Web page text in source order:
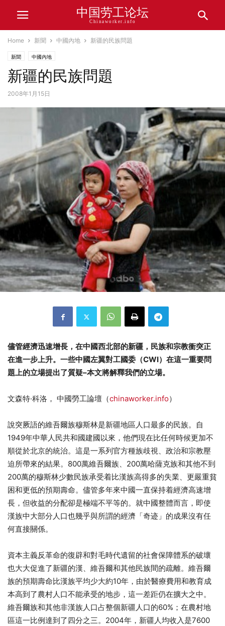
中国劳工论坛
Chinaworker.info
Home 新聞 中國內地 新疆的民族問題
新聞 中國內地
新疆的民族問題
2008年1月15日
儘管經濟迅速增長，在中國西北部的新疆，民族和宗教衝突正
在進一步上升。一些中國左翼對工國委（CWI）在這一重要問
題上的立場提出了質疑–本文將解釋我們的立場。
文森特·科洛， 中國勞工論壇（chinaworker.info）
說突厥語的維吾爾族穆斯林是新疆地區人口最多的民族。自
1949年中華人民共和國建國以來，他們現在比任何時候更加不
順從於北京的統治。這是一系列官方種族歧視、政治和宗教壓
迫所帶來的結果。800萬維吾爾族、200萬哈薩克族和其他不到
200萬的穆斯林少數民族承受着比漢族高得多的失業、更嚴重貧
困和更低的預期壽命。儘管多年來中國一直保持着經濟高速增
長，但收益的分配卻是極端不平等的。就中國整體而言，即使
漢族中大部分人口也幾乎與所謂的經濟「奇迹」的成果沒有任
何直接關係。
資本主義反革命的復辟和對毛時代遺留的社會保障體系的破壞
也大大促進了新疆的漢、維吾爾和其他民族間的疏離。維吾爾
族的預期壽命比漢族平均少大約10年，由於醫療費用和教育成
本高到了農村人口不能承受的地步，這一差距仍在擴大之中。
維吾爾族和其他非漢族人口占整個新疆人口的60%；在農村地
區這一比例達到了四分之三。2004年，新疆人均收入是7600